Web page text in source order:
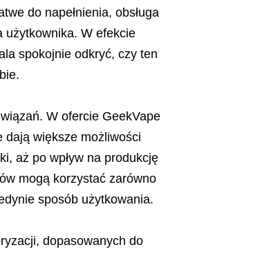
do napełnienia, obsługa
użytkownika. W efekcie
spokojnie odkryć, czy ten
W ofercie GeekVape
dają większe możliwości
aż po wpływ na produkcję
mogą korzystać zarówno
sposób użytkowania.
dopasowanych do